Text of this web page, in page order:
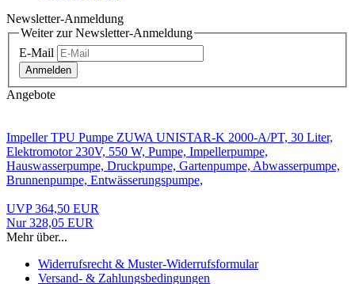
Bienenhonig (8)
Newsletter-Anmeldung
Weiter zur Newsletter-Anmeldung
E-Mail
Anmelden
Impeller TPU Pumpe ZUWA UNISTAR-K 2000-A/PT, 30 Liter,
Elektromotor 230V, 550 W, Pumpe, Impellerpumpe,
Brunnenpumpe, Entwässerungspumpe,
UVP 364,50 EUR
Mehr über...